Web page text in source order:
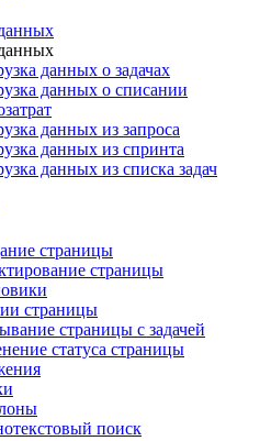
данных о задачах
данных о списании
данных из запроса
данных из спринта
данных из списка задач
страницы
страницы
страницы
страницы с задачей
статуса страницы
поиск